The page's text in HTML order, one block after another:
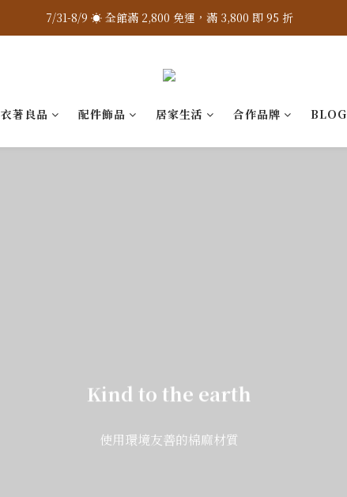
7/31-8/9 ☀️ 全館滿 2,800 免運，滿 3,800 即 95 折
7/31-8/9 ☀️ 全館滿 2,800 免運，滿 3,800 即 95 折
7/31-8/9 ☀️ 全館滿 2,800 免運，滿 3,800 即 95 折
衣著良品 配件飾品 居家生活 合作品牌 BLOG
Kind to the earth
使用環境友善的棉麻材質